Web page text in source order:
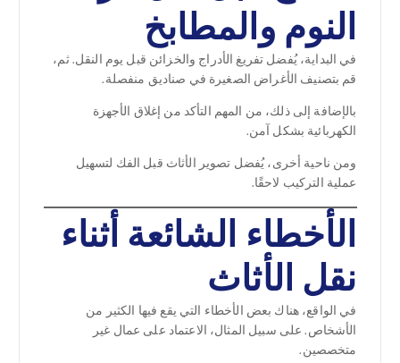
النوم والمطابخ
في البداية، يُفضل تفريغ الأدراج والخزائن قبل يوم النقل. ثم،
قم بتصنيف الأغراض الصغيرة في صناديق منفصلة.
بالإضافة إلى ذلك، من المهم التأكد من إغلاق الأجهزة
الكهربائية بشكل آمن.
ومن ناحية أخرى، يُفضل تصوير الأثاث قبل الفك لتسهيل
عملية التركيب لاحقًا.
الأخطاء الشائعة أثناء
نقل الأثاث
في الواقع، هناك بعض الأخطاء التي يقع فيها الكثير من
الأشخاص. على سبيل المثال، الاعتماد على عمال غير
متخصصين.